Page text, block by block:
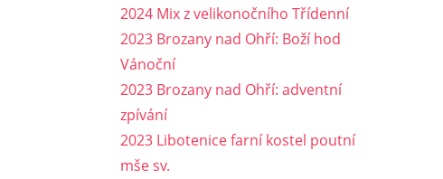
2024 Mix z velikonočního Třídenní
2023 Brozany nad Ohří: Boží hod
Vánoční
2023 Brozany nad Ohří: adventní
zpívání
2023 Libotenice farní kostel poutní
mše sv.